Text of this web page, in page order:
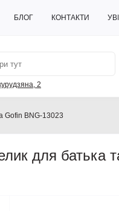
БЛОГ КОНТАКТИ
2
Gofin BNG-13023
для батька